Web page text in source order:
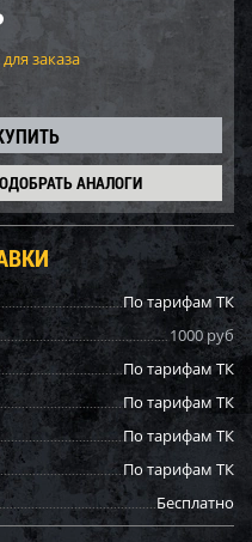
заказа
АНАЛОГИ
По тарифам ТК
1000 руб
По тарифам ТК
По тарифам ТК
По тарифам ТК
По тарифам ТК
Бесплатно